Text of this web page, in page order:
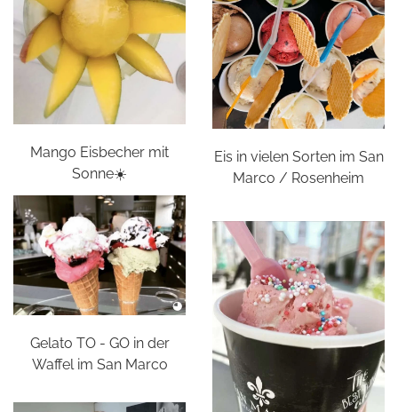
Mango Eisbecher mit
Sonne☀️
Eis in vielen Sorten im San
Marco / Rosenheim
Gelato TO - GO in der
Waffel im San Marco